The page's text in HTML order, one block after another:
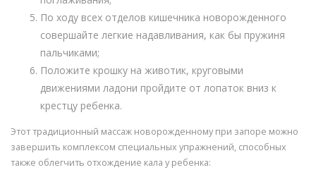
По ходу всех отделов кишечника новорожденного
совершайте легкие надавливания, как бы пружиня
пальчиками;
Положите крошку на животик, круговыми
движениями ладони пройдите от лопаток вниз к
крестцу ребенка.
Этот традиционный массаж новорожденному при запоре можно
завершить комплексом специальных упражнений, способных
также облегчить отхождение кала у ребенка: